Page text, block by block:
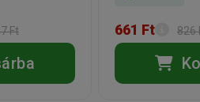
Ft 661 Ft 826